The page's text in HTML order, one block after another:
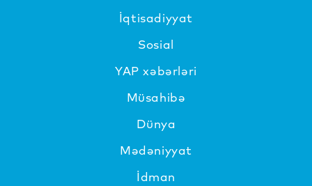
İqtisadiyyat
Sosial
YAP xəbərləri
Müsahibə
Dünya
Mədəniyyat
İdman